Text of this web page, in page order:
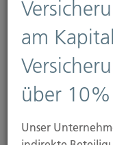
Mittelstand:
Hauptproblem
Die Stimmung
am
über 10%
Unser